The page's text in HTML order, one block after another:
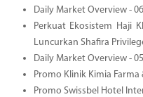
Daily Market Overview -
Perkuat Ekosistem Haji
Luncurkan Shafira
Daily Market Overview -
Promo Klinik Kimia
Promo Swissbel Hotel